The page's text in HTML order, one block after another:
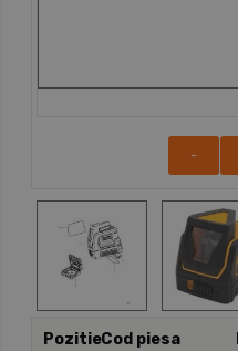
-
PozitieCod piesa